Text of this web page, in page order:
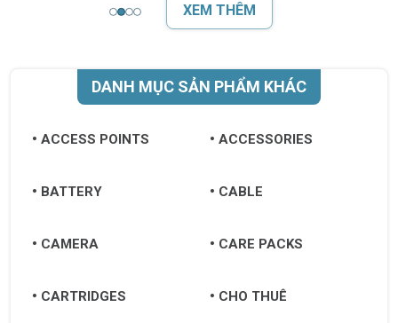
XEM THÊM
DANH MỤC SẢN PHẨM KHÁC
ACCESS POINTS ACCESSORIES
BATTERY CABLE
CAMERA CARE PACKS
CARTRIDGES CHO THUÊ